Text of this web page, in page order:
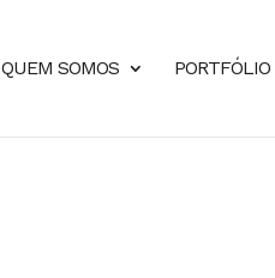
QUEM SOMOS PORTFÓLIO